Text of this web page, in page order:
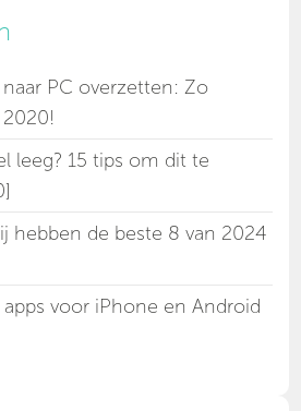
PC overzetten: Zo
leeg? 15 tips om dit te
hebben de beste 8 van 2024
voor iPhone en Android